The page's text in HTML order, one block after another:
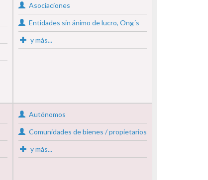
Asociaciones
Entidades sin ánimo de lucro, Ong´s
y más...
Autónomos
Comunidades de bienes / propietarios
y más...